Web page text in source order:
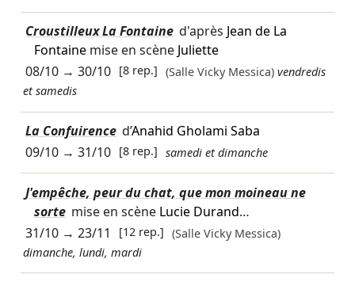
Croustilleux La Fontaine d'après Jean de La
Fontainemise en scène Juliette
08/10→ 30/10 [8 rep.] (Salle Vicky Messica) vendredis
et samedis
La Confuirence d’Anahid Gholami Saba
09/10→ 31/10 [8 rep.] samedi et dimanche
J'empêche, peur du chat, que mon moineau ne
sorte mise en scène Lucie Durand…
31/10→ 23/11 [12 rep.] (Salle Vicky Messica)
dimanche, lundi, mardi